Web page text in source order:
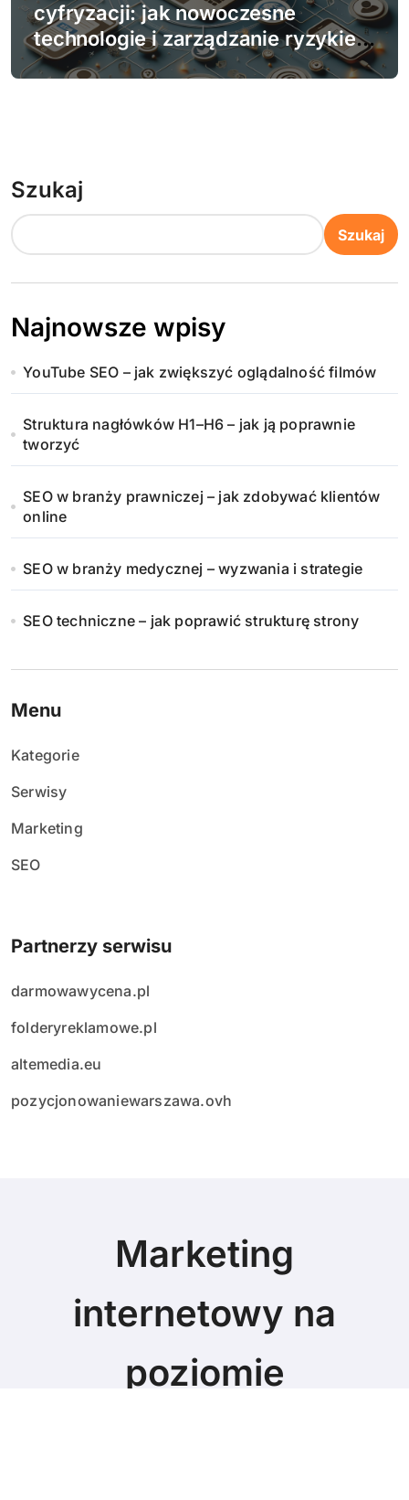
cyfryzacji: jak nowoczesne
technologie i zarządzanie ryzykiem
mogą chronić przed zagrożeniami
Szukaj
Szukaj
Najnowsze wpisy
YouTube SEO – jak zwiększyć oglądalność filmów
Struktura nagłówków H1–H6 – jak ją poprawnie
tworzyć
SEO w branży prawniczej – jak zdobywać klientów
online
SEO w branży medycznej – wyzwania i strategie
SEO techniczne – jak poprawić strukturę strony
Menu
Kategorie
Serwisy
Marketing
SEO
Partnerzy serwisu
darmowawycena.pl
folderyreklamowe.pl
altemedia.eu
pozycjonowaniewarszawa.ovh
Marketing
internetowy na
poziomie